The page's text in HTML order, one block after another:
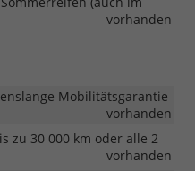
vorhanden
Mobilitätsgarantie
vorhanden
zu 30 000 km oder alle 2
vorhanden